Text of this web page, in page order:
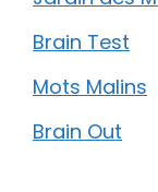
Brain Test
Mots Malins
Brain Out